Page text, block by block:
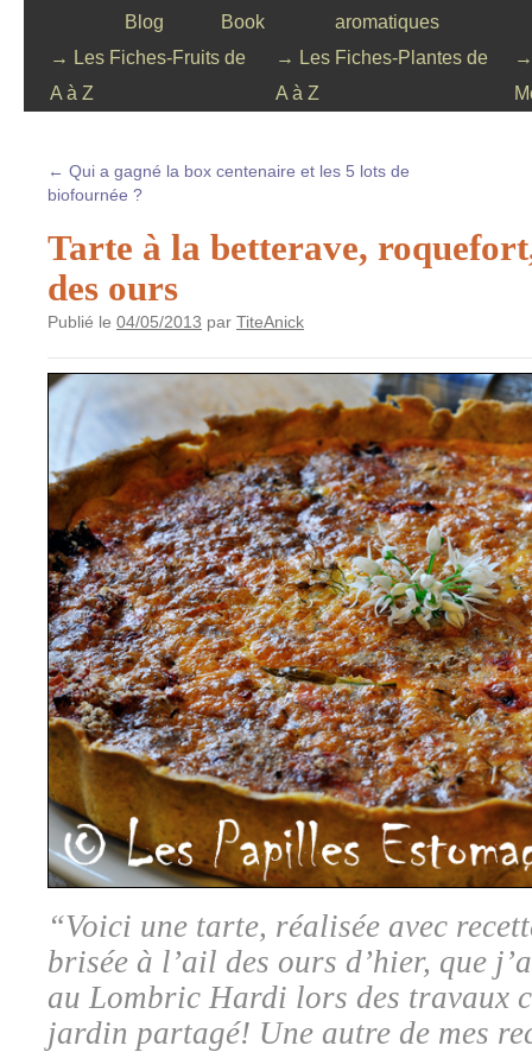
Blog
Book
aromatiques
→ Les Fiches-Fruits de
A à Z
→ Les Fiches-Plantes de
A à Z
→
← Qui a gagné la box centenaire et les 5 lots de
biofournée ?
Tarte à la betterave,
des ours
Publié le 04/05/2013 par TiteAnick
“Voici une tarte, réalisée avec
brisée à l’ail des ours d’hier, que
au Lombric Hardi lors des travaux
jardin partagé! Une autre de mes